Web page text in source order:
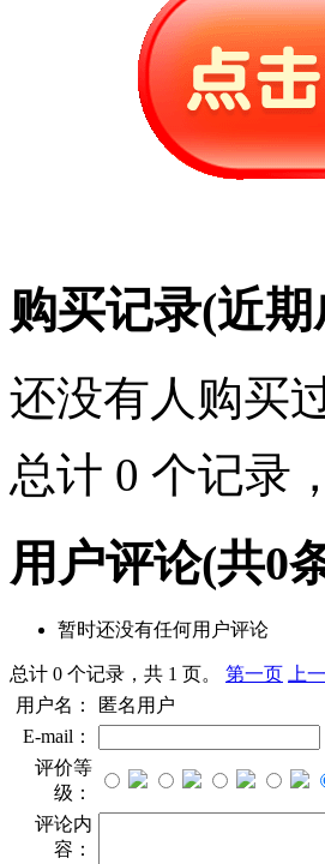
购买记录(近
还没有人购买
总计 0 个记录
用户评论(共0
暂时还没有任何用户评论
总计 0 个记录，共 1 页。 第一页 上
用户名：
匿名用户
E-mail：
评价等
级：
评论内
容：